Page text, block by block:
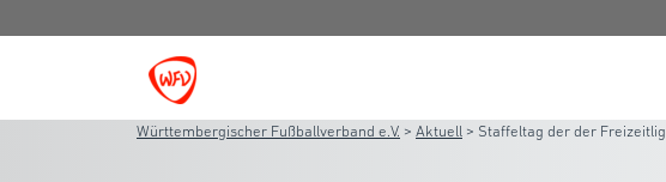
Württembergischer Fußballverband e.V. > Aktuell > Staffeltag der der